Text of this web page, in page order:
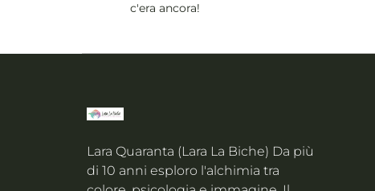
c'era ancora!
Lara Quaranta (Lara La Biche) Da più
di 10 anni esploro l'alchimia tra